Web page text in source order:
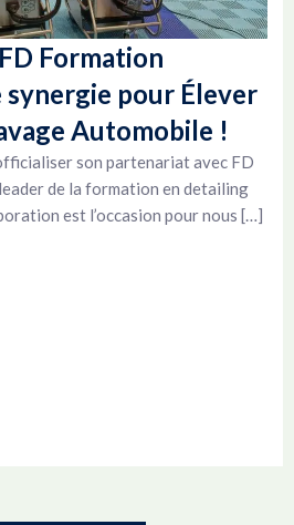
Formation
synergie pour Élever
Automobile !
son partenariat avec FD
de la formation en detailing
est l’occasion pour nous […]